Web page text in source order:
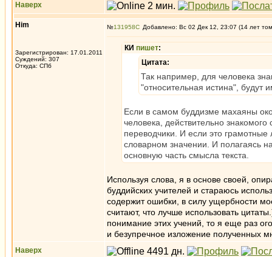
Наверх
Him
Зарегистрирован: 17.01.2011
Суждений: 307
Откуда: СПб
№131958 Добавлено: Вс 02 Дек 12, 23:07 (14 лет
КИ пишет:
Цитата:
Так например, для человека
"относительная истина", будут
Если в самом буддизме махаяны
человека, действительно
переводчики. И если это
словарном значении. И полагаясь
основную часть смысла текста.
Используя слова, я в основе своей,
буддийских учителей и стараюсь
содержит ошибки, в силу ущербности
считают, что лучше использовать
понимание этих учений, то я еще раз
и безупречное изложение полученных
Наверх